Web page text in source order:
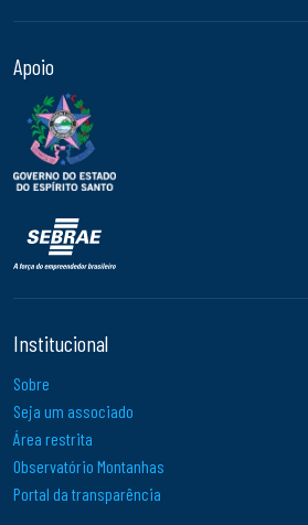
Apoio
Institucional
Sobre
Seja um associado
Área restrita
Observatório Montanhas
Portal da transparência